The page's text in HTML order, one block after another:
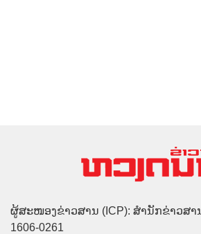
ຜູ້ສະໜອງຂ່າວສານ (ICP): ສຳນັກຂ່າວສາ
1606-0261